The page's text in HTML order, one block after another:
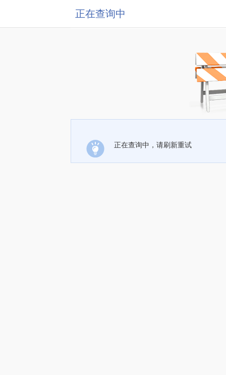
正在查询中
正在查询中，请刷新重试